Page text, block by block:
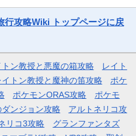
行攻略Wiki トップページに戻
トン教授と悪魔の箱攻略
レイト
イトン教授と魔神の笛攻略
ポケ
ポケモンORAS攻略
ポケモ
ンジョン攻略
アルトネリコ攻
リコ3攻略
グランファンタズ